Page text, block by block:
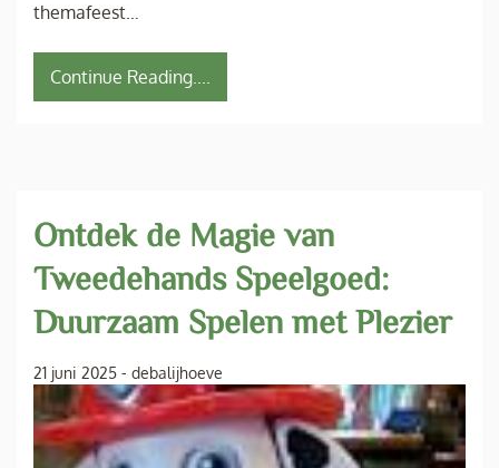
themafeest…
Continue Reading....
Ontdek de Magie van
Tweedehands Speelgoed:
Duurzaam Spelen met Plezier
21 juni 2025 - debalijhoeve